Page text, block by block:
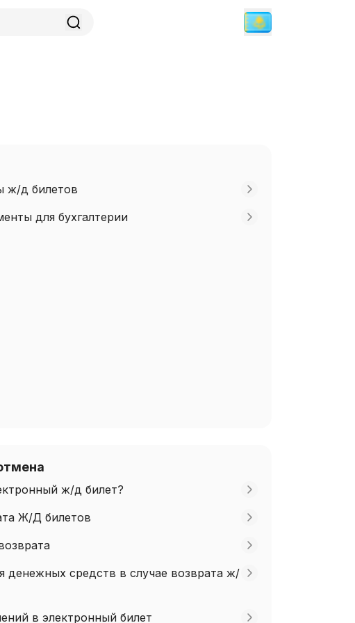
ж/д билетов
для бухгалтерии
ж/д билет?
Ж/Д билетов
денежных средств в случае возврата ж/
в электронный билет